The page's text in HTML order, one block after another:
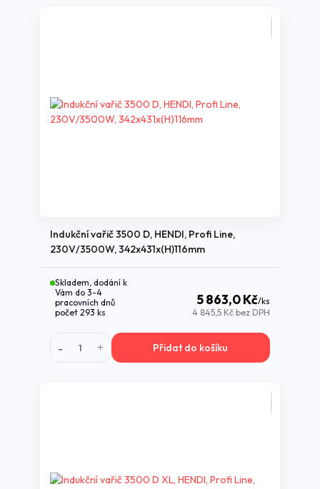
Indukční vařič 3500 D, HENDI, Profi Line,
230V/3500W, 342x431x(H)116mm
5 863,0 Kč/ks
4 845,5 Kč bez DPH
Skladem, dodání k
Vám do 3-4
pracovních dnů
počet 293 ks
Přidat do košíku